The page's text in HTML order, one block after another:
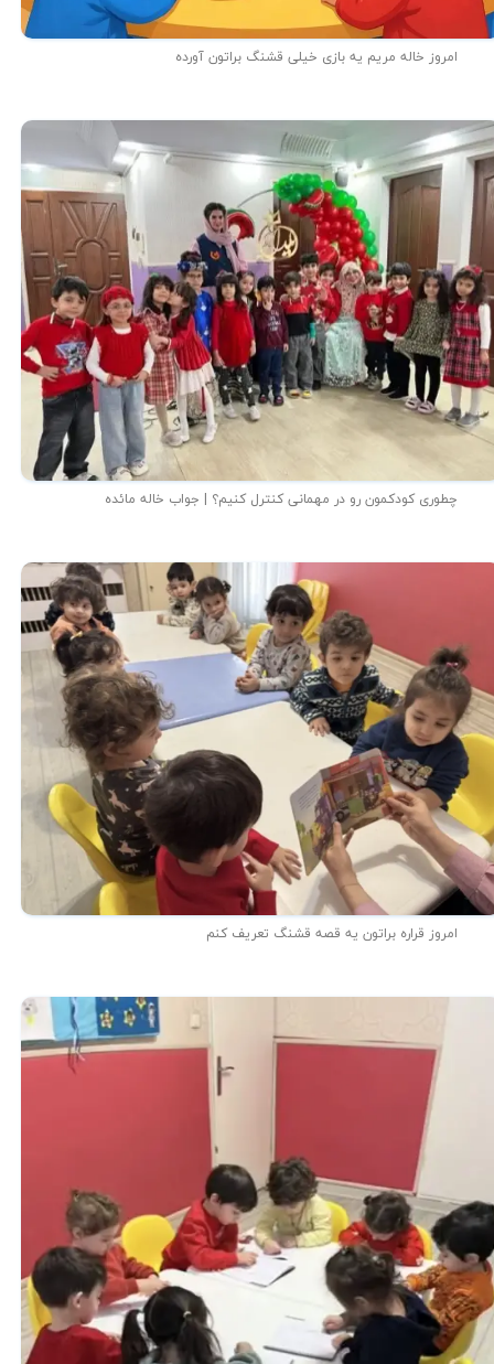
امروز خاله مریم یه بازی خیلی قشنگ براتون آورده
چطوری کودکمون رو در مهمانی کنترل کنیم؟ | جواب خاله مائده
امروز قراره براتون یه قصه قشنگ تعریف کنم